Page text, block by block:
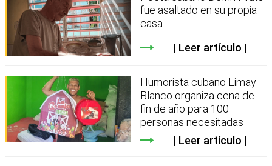
fue asaltado en su propia
casa
Leer artículo
Humorista cubano Limay
Blanco organiza cena de
fin de año para 100
personas necesitadas
Leer artículo